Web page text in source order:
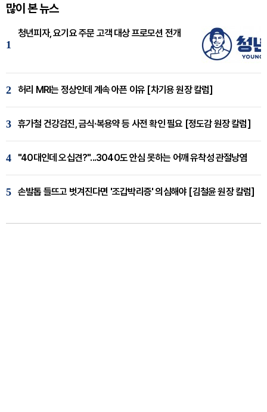
많이 본 뉴스
1
청년피자, 요기요 주문 고객 대상 프로모션 전개
2 허리 MRI는 정상인데 계속 아픈 이유 [차기용 원장 칼럼]
3 휴가철 건강검진, 금식·복용약 등 사전 확인 필요 [정도감 원장 칼럼]
4 "40대인데 오십견?"...3040도 안심 못하는 어깨 유착성 관절낭염
5 손발톱 들뜨고 벗겨진다면 '조갑박리증' 의심해야 [김철윤 원장 칼럼]